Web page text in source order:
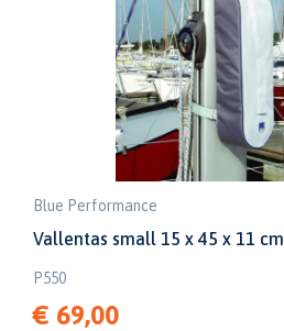
Blue Performance
Vallentas small 15 x 45 x 11 cm
P550
€ 69,00